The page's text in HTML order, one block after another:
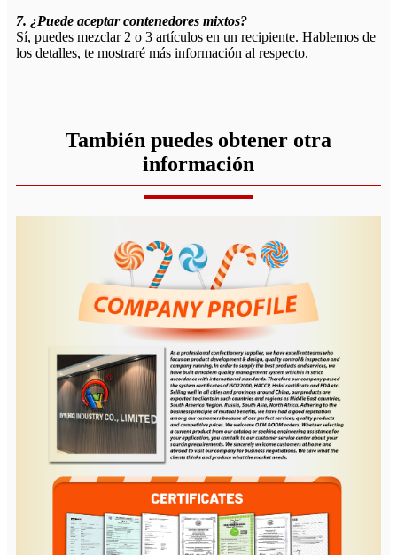
7. ¿Puede aceptar contenedores mixtos?
Sí, puedes mezclar 2 o 3 artículos en un recipiente. Hablemos de
los detalles, te mostraré más información al respecto.
También puedes obtener otra
información